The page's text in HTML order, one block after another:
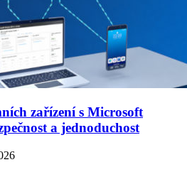
zařízení s Microsoft
a jednoduchost